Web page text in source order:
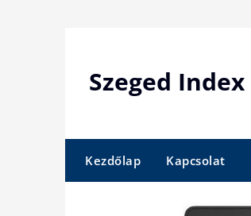
Szeged Index
Kezdőlap Kapcsolat